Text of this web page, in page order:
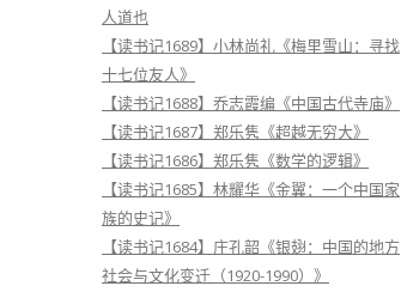
人道也
【读书记1689】小林尚礼《梅里雪山：寻找
十七位友人》
【读书记1688】乔志霞编《中国古代寺庙》
【读书记1687】郑乐隽《超越无穷大》
【读书记1686】郑乐隽《数学的逻辑》
【读书记1685】林耀华《金翼：一个中国家
族的史记》
【读书记1684】庄孔韶《银翅：中国的地方
社会与文化变迁（1920-1990）》